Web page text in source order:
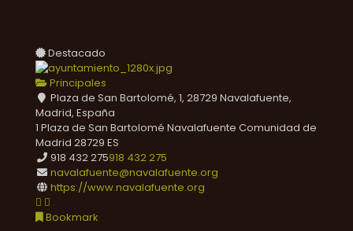
Destacado
Principales
Plaza de San Bartolomé, 1, 28729 Navalafuente,
Madrid, España
1 Plaza de San Bartolomé Navalafuente Comunidad de
Madrid 28729 ES
918 432 275918 432 275
navalafuente@navalafuente.org
https://www.navalafuente.org
Bookmark